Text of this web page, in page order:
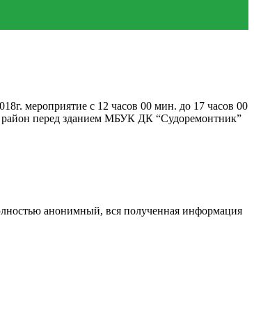
мероприятие с 12 часов 00 мин. до 17 часов 00
район перед зданием МБУК ДК “Судоремонтник”
анонимный, вся полученная информация